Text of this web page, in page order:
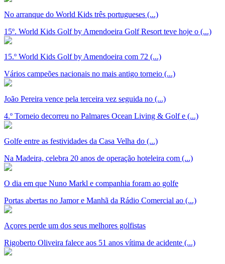
No arranque do World Kids três portugueses (...)
15º. World Kids Golf by Amendoeira Golf Resort teve hoje o (...)
15.º World Kids Golf by Amendoeira com 72 (...)
Vários campeões nacionais no mais antigo torneio (...)
João Pereira vence pela terceira vez seguida no (...)
4.º Torneio decorreu no Palmares Ocean Living & Golf e (...)
Golfe entre as festividades da Casa Velha do (...)
Na Madeira, celebra 20 anos de operação hoteleira com (...)
O dia em que Nuno Markl e companhia foram ao golfe
Portas abertas no Jamor e Manhã da Rádio Comercial ao (...)
Açores perde um dos seus melhores golfistas
Rigoberto Oliveira falece aos 51 anos vítima de acidente (...)